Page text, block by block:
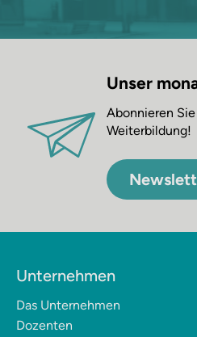
Unser
Abonnieren
Weiterbildung!
Unternehmen
Das Unternehmen
Dozenten